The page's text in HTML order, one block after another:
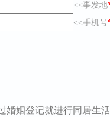
<<事发地
<<手机号
婚姻登记就进行同居生